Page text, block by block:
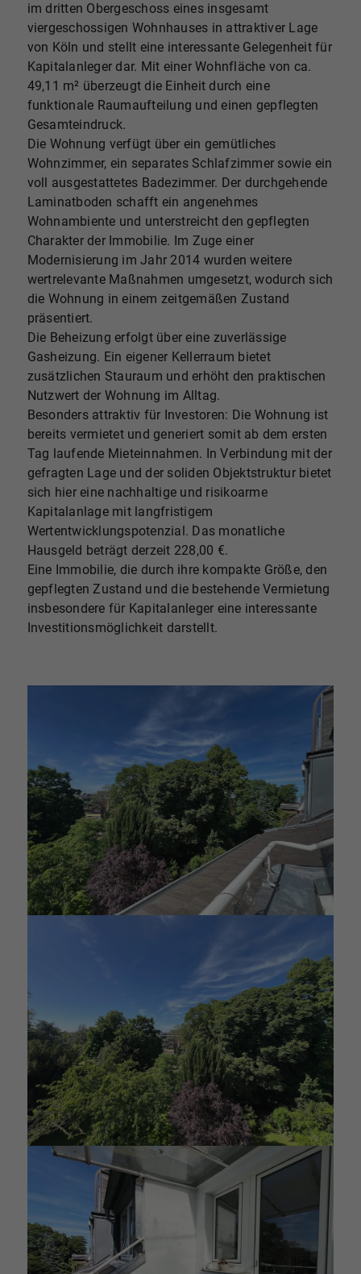
im dritten Obergeschoss eines insgesamt
viergeschossigen Wohnhauses in attraktiver Lage
von Köln und stellt eine interessante Gelegenheit für
Kapitalanleger dar. Mit einer Wohnfläche von ca.
49,11 m² überzeugt die Einheit durch eine
funktionale Raumaufteilung und einen gepflegten
Gesamteindruck.
Die Wohnung verfügt über ein gemütliches
Wohnzimmer, ein separates Schlafzimmer sowie ein
voll ausgestattetes Badezimmer. Der durchgehende
Laminatboden schafft ein angenehmes
Wohnambiente und unterstreicht den gepflegten
Charakter der Immobilie. Im Zuge einer
Modernisierung im Jahr 2014 wurden weitere
wertrelevante Maßnahmen umgesetzt, wodurch sich
die Wohnung in einem zeitgemäßen Zustand
präsentiert.
Die Beheizung erfolgt über eine zuverlässige
Gasheizung. Ein eigener Kellerraum bietet
zusätzlichen Stauraum und erhöht den praktischen
Nutzwert der Wohnung im Alltag.
Besonders attraktiv für Investoren: Die Wohnung ist
bereits vermietet und generiert somit ab dem ersten
Tag laufende Mieteinnahmen. In Verbindung mit der
gefragten Lage und der soliden Objektstruktur bietet
sich hier eine nachhaltige und risikoarme
Kapitalanlage mit langfristigem
Wertentwicklungspotenzial. Das monatliche
Hausgeld beträgt derzeit 228,00 €.
Eine Immobilie, die durch ihre kompakte Größe, den
gepflegten Zustand und die bestehende Vermietung
insbesondere für Kapitalanleger eine interessante
Investitionsmöglichkeit darstellt.